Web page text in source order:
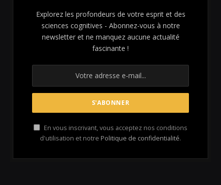
Explorez les profondeurs de votre esprit et des
sciences cognitives - Abonnez-vous à notre
newsletter et ne manquez aucune actualité
fascinante !
En vous inscrivant, vous acceptez nos conditions
d'utilisation et notre Politique de confidentialité.